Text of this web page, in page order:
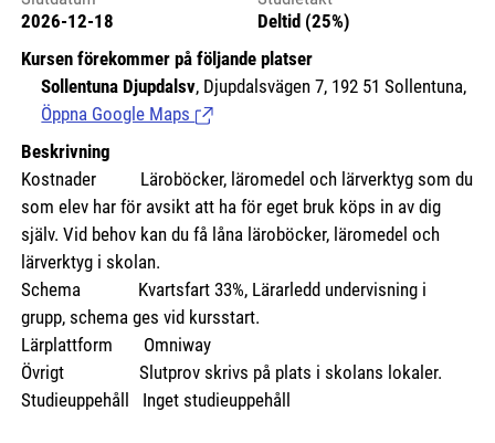
2026-12-18
Deltid (25%)
Kursen förekommer på följande platser
Sollentuna Djupdalsv, Djupdalsvägen 7, 192 51 Sollentuna,
Öppna Google Maps (Länk till extern sida.)
Beskrivning
Kostnader
Läroböcker, läromedel och lärverktyg som du
som elev har för avsikt att ha för eget bruk köps in av dig
själv. Vid behov kan du få låna läroböcker, läromedel och
lärverktyg i skolan.
Schema Kvartsfart 33%, Lärarledd undervisning i
grupp, schema ges vid kursstart.
Lärplattform Omniway
Övrigt Slutprov skrivs på plats i skolans lokaler.
Studieuppehåll Inget studieuppehåll